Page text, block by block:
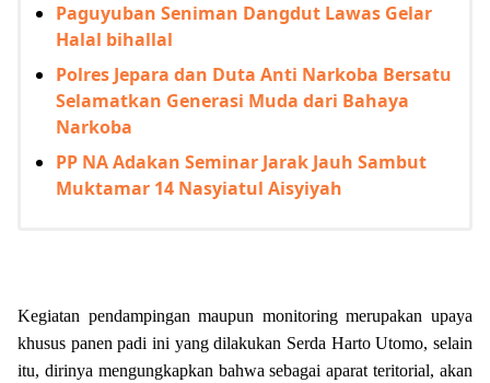
Paguyuban Seniman Dangdut Lawas Gelar
Halal bihallal
Polres Jepara dan Duta Anti Narkoba Bersatu
Selamatkan Generasi Muda dari Bahaya
Narkoba
PP NA Adakan Seminar Jarak Jauh Sambut
Muktamar 14 Nasyiatul Aisyiyah
Kegiatan pendampingan maupun monitoring merupakan upaya
khusus panen padi ini yang dilakukan Serda Harto Utomo, selain
itu, dirinya mengungkapkan bahwa sebagai aparat teritorial, akan